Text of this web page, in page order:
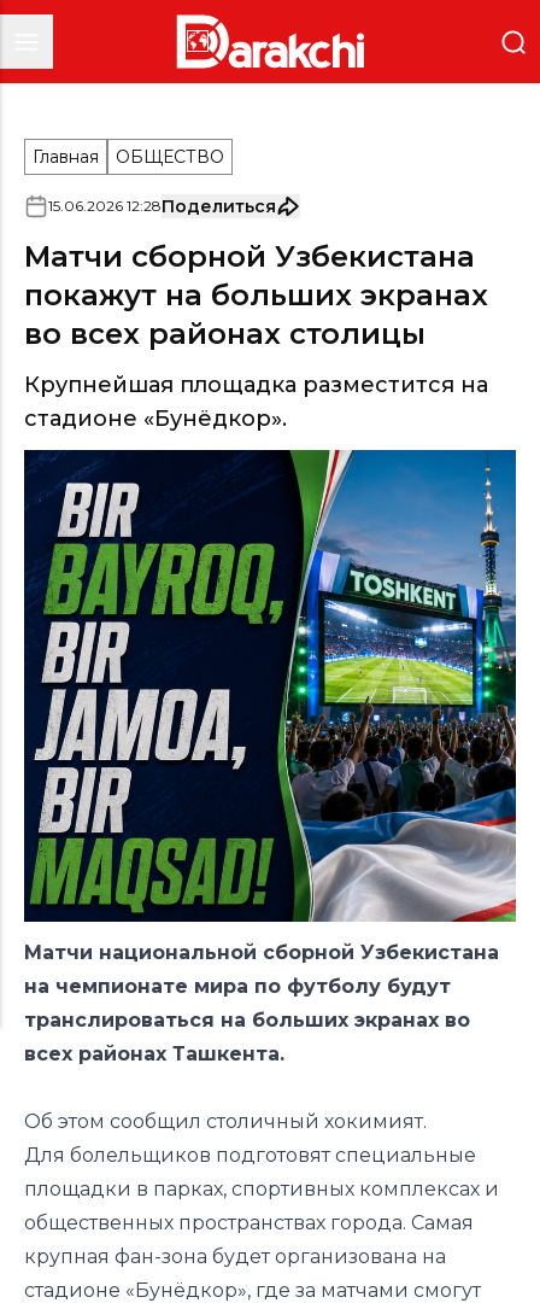
Главная ОБЩЕСТВО
15.06.2026 12:28Поделиться
Матчи сборной Узбекистана
покажут на больших экранах
во всех районах столицы
Крупнейшая площадка разместится на
стадионе «Бунёдкор».
Матчи национальной сборной Узбекистана
на чемпионате мира по футболу будут
транслироваться на больших экранах во
всех районах Ташкента.
Об этом сообщил столичный хокимият.
Для болельщиков подготовят специальные
площадки в парках, спортивных комплексах и
общественных пространствах города. Самая
крупная фан-зона будет организована на
стадионе «Бунёдкор», где за матчами смогут